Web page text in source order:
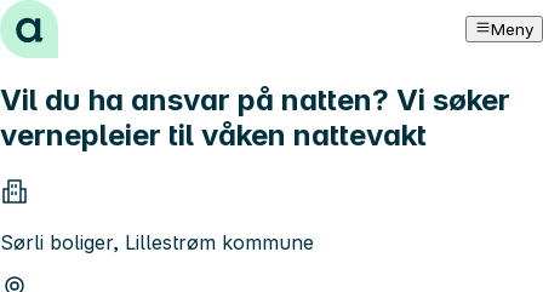
Hopp til innhold Meny
Vil du ha ansvar på natten? Vi søker
vernepleier til våken nattevakt
Sørli boliger, Lillestrøm kommune